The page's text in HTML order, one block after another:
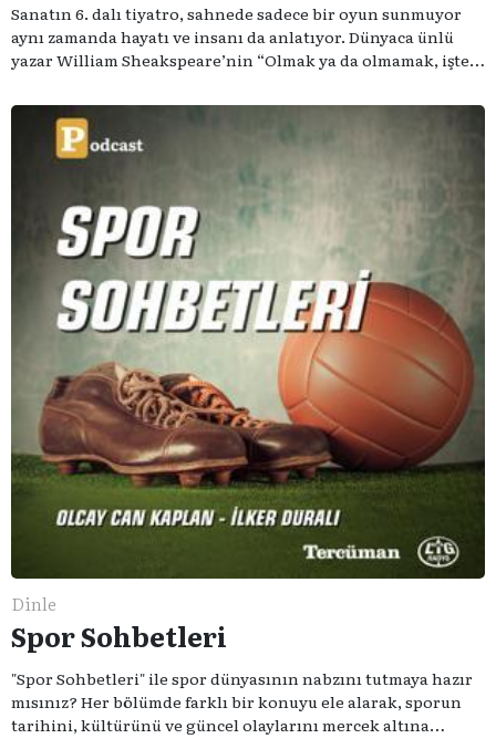
Sanatın 6. dalı tiyatro, sahnede sadece bir oyun sunmuyor
aynı zamanda hayatı ve insanı da anlatıyor. Dünyaca ünlü
yazar William Sheakspeare’nin “Olmak ya da olmamak, işte
serimizde; tiyatroyu, alanının uzman isimleriyle
konuşuyoruz..
Dinle
Spor Sohbetleri
"Spor Sohbetleri" ile spor dünyasının nabzını tutmaya hazır
mısınız? Her bölümde farklı bir konuyu ele alarak, sporun
tarihini, kültürünü ve güncel olaylarını mercek altına